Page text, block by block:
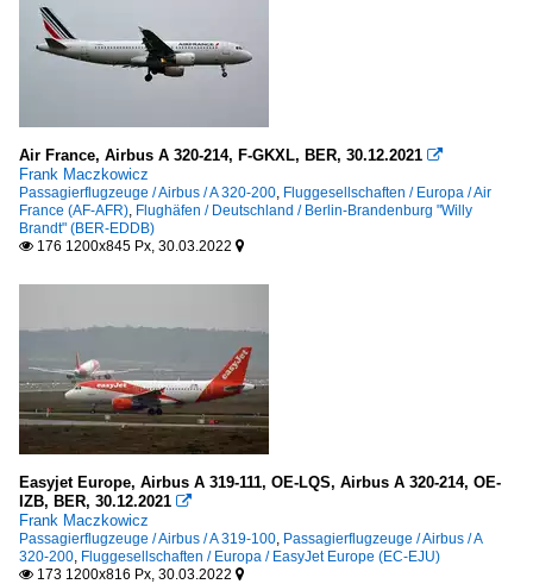
Air France, Airbus A 320-214, F-GKXL, BER, 30.12.2021 
Frank Maczkowicz
Passagierflugzeuge / Airbus / A 320-200 Fluggesellschaften / Europa / Air
France (AF-AFR) Flughäfen / Deutschland / Berlin-Brandenburg "Willy
Brandt" (BER-EDDB)
 176 1200x845 Px, 30.03.2022 
Easyjet Europe, Airbus A 319-111, OE-LQS, Airbus A 320-214, OE-
IZB, BER, 30.12.2021 
Frank Maczkowicz
Passagierflugzeuge / Airbus / A 319-100 Passagierflugzeuge / Airbus / A
320-200 Fluggesellschaften / Europa / EasyJet Europe (EC-EJU)
 173 1200x816 Px, 30.03.2022 